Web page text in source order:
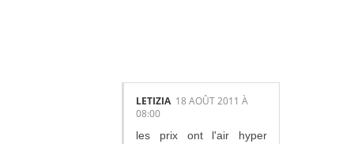
LETIZIA 18 AOÛT 2011 À
08:00
les prix ont l'air hyper